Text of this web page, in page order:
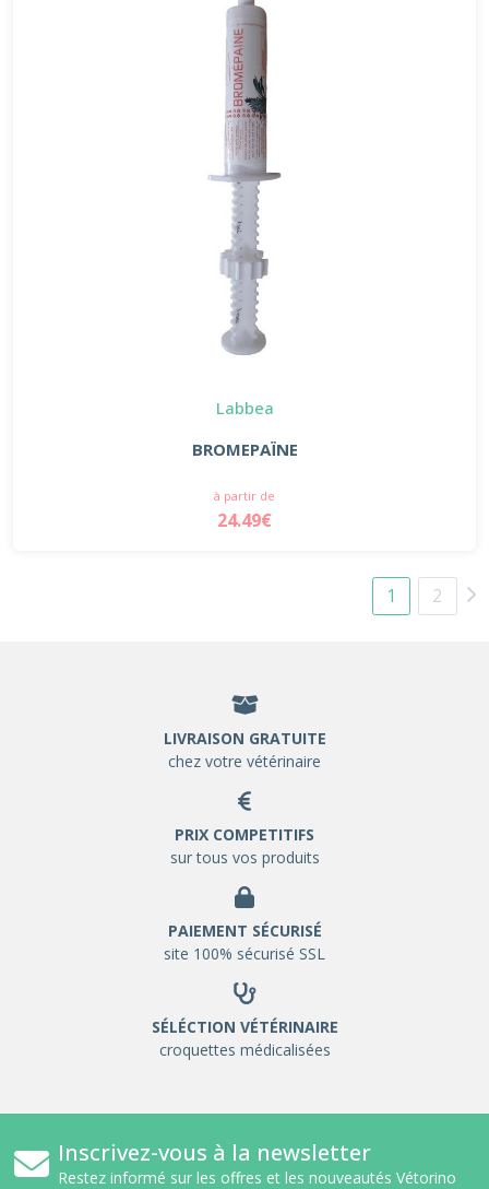
Labbea
BROMEPAÏNE
à partir de
24.49€
1 2
LIVRAISON GRATUITE
chez votre vétérinaire
PRIX COMPETITIFS
sur tous vos produits
PAIEMENT SÉCURISÉ
site 100% sécurisé SSL
SÉLÉCTION VÉTÉRINAIRE
croquettes médicalisées
Inscrivez-vous à la newsletter
Restez informé sur les offres et les nouveautés Vétorino